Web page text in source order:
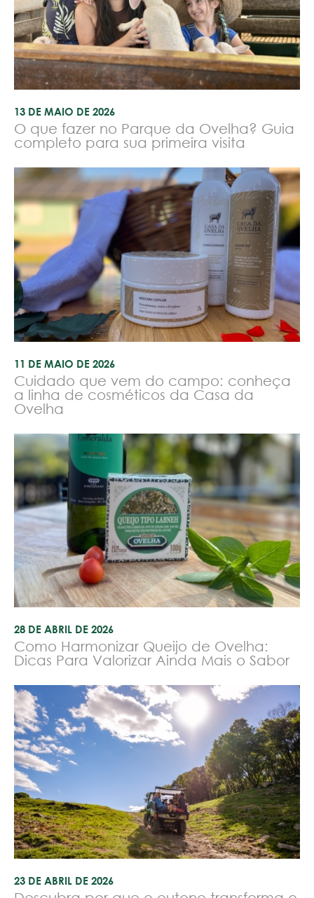
13 DE MAIO DE 2026
O que fazer no Parque da Ovelha? Guia
completo para sua primeira visita
11 DE MAIO DE 2026
Cuidado que vem do campo: conheça
a linha de cosméticos da Casa da
Ovelha
28 DE ABRIL DE 2026
Como Harmonizar Queijo de Ovelha:
Dicas Para Valorizar Ainda Mais o Sabor
23 DE ABRIL DE 2026